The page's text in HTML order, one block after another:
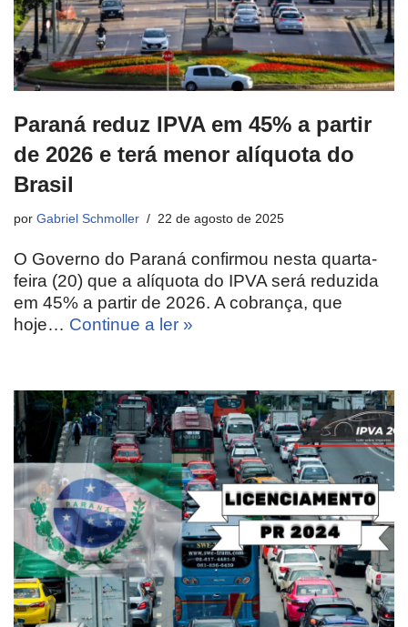
Paraná reduz IPVA em 45% a partir
de 2026 e terá menor alíquota do
Brasil
por Gabriel Schmoller 22 de agosto de 2025
O Governo do Paraná confirmou nesta quarta-
feira (20) que a alíquota do IPVA será reduzida
em 45% a partir de 2026. A cobrança, que
hoje… Continue a ler »